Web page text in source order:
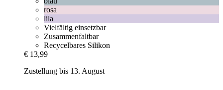
rosa
lila
Vielfältig einsetzbar
Zusammenfaltbar
Recycelbares Silikon
€ 13,99
Zustellung bis 13. August